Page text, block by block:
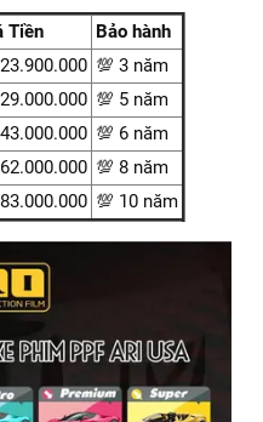
Cao Cao Cao
>400% >400% >400%
6 năm 8 năm
10
năm
nghiệp và giàu kinh
VIỆT NAM sở hữu đội ngũ
bản, có nhiều năm kinh
của chúng tôi sẽ thực hiện